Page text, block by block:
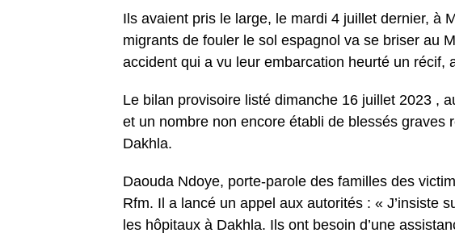
Ils avaient pris le large, le mardi 4 juillet dernier, à
migrants de fouler le sol espagnol va se briser au
accident qui a vu leur embarcation heurté un récif,
Le bilan provisoire listé dimanche 16 juillet 2023 ,
et un nombre non encore établi de blessés graves
Dakhla.
Daouda Ndoye, porte-parole des familles des
Rfm. Il a lancé un appel aux autorités : « J’insiste
les hôpitaux à Dakhla. Ils ont besoin d’une